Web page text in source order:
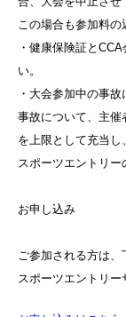
この場合も参加料の
・健康保険証と
い。
・大会参加中の事
事故について、主催
を上限として充当
スポーツエントリー
お申し込み
ご参加される方は、
スポーツエントリー